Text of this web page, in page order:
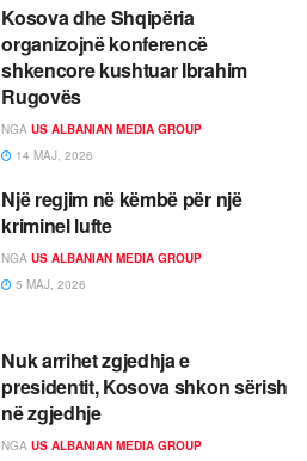
Kosova dhe Shqipëria
organizojnë konferencë
shkencore kushtuar Ibrahim
Rugovës
NGA US ALBANIAN MEDIA GROUP
14 MAJ, 2026
Një regjim në këmbë për një
kriminel lufte
NGA US ALBANIAN MEDIA GROUP
5 MAJ, 2026
Nuk arrihet zgjedhja e
presidentit, Kosova shkon sërish
në zgjedhje
NGA US ALBANIAN MEDIA GROUP